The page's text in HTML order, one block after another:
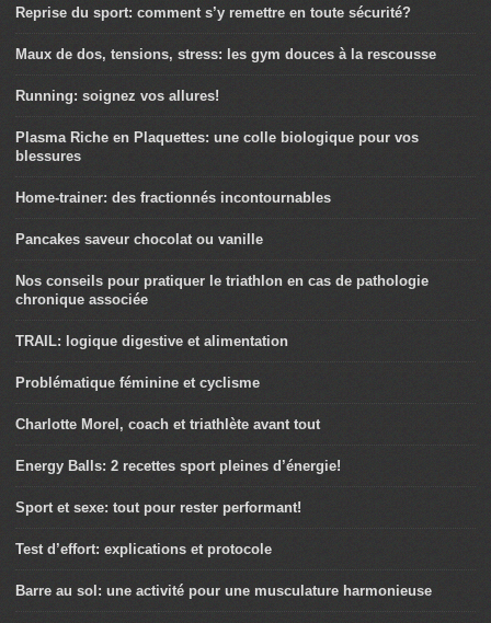
Reprise du sport: comment s’y remettre en toute sécurité?
Maux de dos, tensions, stress: les gym douces à la rescousse
Running: soignez vos allures!
Plasma Riche en Plaquettes: une colle biologique pour vos
blessures
Home-trainer: des fractionnés incontournables
Pancakes saveur chocolat ou vanille
Nos conseils pour pratiquer le triathlon en cas de pathologie
chronique associée
TRAIL: logique digestive et alimentation
Problématique féminine et cyclisme
Charlotte Morel, coach et triathlète avant tout
Energy Balls: 2 recettes sport pleines d’énergie!
Sport et sexe: tout pour rester performant!
Test d’effort: explications et protocole
Barre au sol: une activité pour une musculature harmonieuse